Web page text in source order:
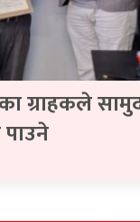
ग्राहकले